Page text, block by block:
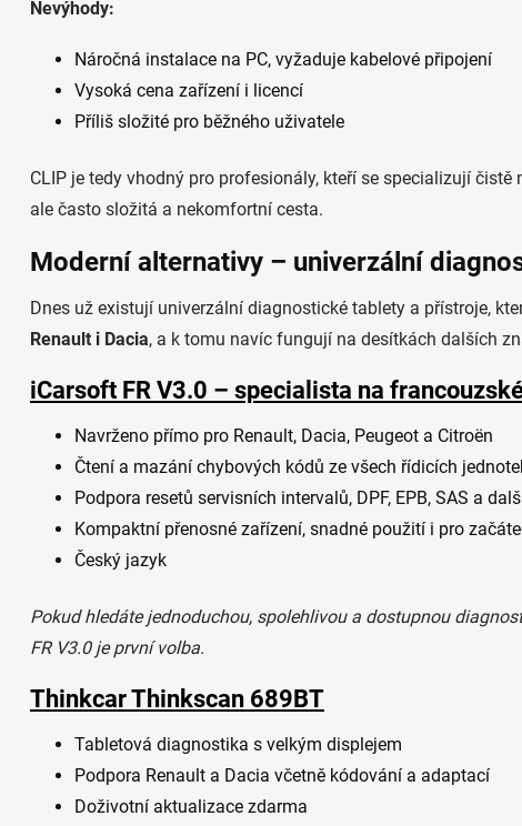
Nevýhody:
Náročná instalace na PC, vyžaduje kabelové připojení
Vysoká cena zařízení i licencí
Příliš složité pro běžného uživatele
CLIP je tedy vhodný pro profesionály, kteří se specializují
ale často složitá a nekomfortní cesta.
Moderní alternativy – univerzální
Dnes už existují univerzální diagnostické tablety a přístroje,
Renault i Dacia, a k tomu navíc fungují na desítkách dalších
iCarsoft FR V3.0 – specialista na
Navrženo přímo pro Renault, Dacia, Peugeot a Citroën
Čtení a mazání chybových kódů ze všech řídicích
Podpora resetů servisních intervalů, DPF, EPB, SAS a
Kompaktní přenosné zařízení, snadné použití i pro
Český jazyk
Pokud hledáte jednoduchou, spolehlivou a dostupnou
FR V3.0 je první volba.
Thinkcar Thinkscan 689BT
Tabletová diagnostika s velkým displejem
Podpora Renault a Dacia včetně kódování a adaptací
Doživotní aktualizace zdarma